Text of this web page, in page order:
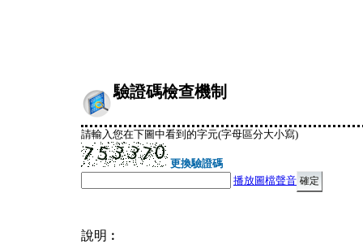
驗證碼檢查機制
請輸入您在下圖中看到的字元(字母區分大小寫)
更換驗證碼
播放圖檔聲音
說明︰